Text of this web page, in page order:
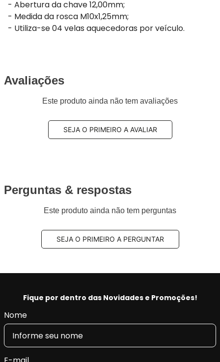
- Abertura da chave 12,00mm;
- Medida da rosca M10x1,25mm;
- Utiliza-se 04 velas aquecedoras por veículo.
Avaliações
Este produto ainda não tem avaliações
SEJA O PRIMEIRO A AVALIAR
Perguntas & respostas
Este produto ainda não tem perguntas
SEJA O PRIMEIRO A PERGUNTAR
Fique por dentro das Novidades e Promoções!
Nome